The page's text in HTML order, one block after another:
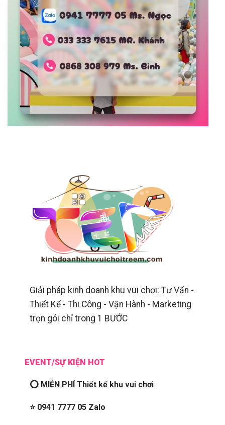
Giải pháp kinh doanh khu vui chơi: Tư Vấn -
Thiết Kế - Thi Công - Vận Hành - Marketing
trọn gói chỉ trong 1 BƯỚC
EVENT/SỰ KIỆN HOT
⭕ MIỄN PHÍ Thiết kế khu vui chơi
⭐ 0941 7777 05 Zalo